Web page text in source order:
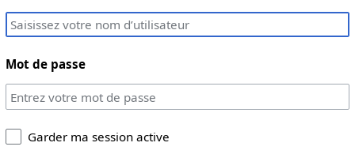
Mot de passe
Garder ma session active